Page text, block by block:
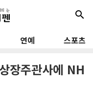
search
연예 스포츠
장주관사에 NH